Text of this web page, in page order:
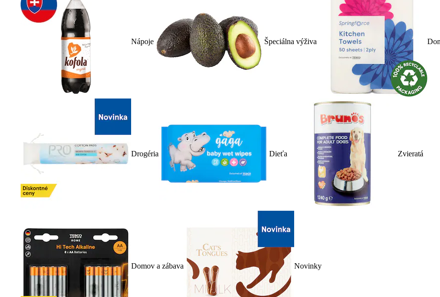
Nápoje Špeciálna výživa
Drogéria Dieťa Zvieratá
Domov a zábava Novinky